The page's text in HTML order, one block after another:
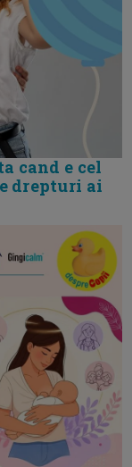
cand e cel
drepturi ai